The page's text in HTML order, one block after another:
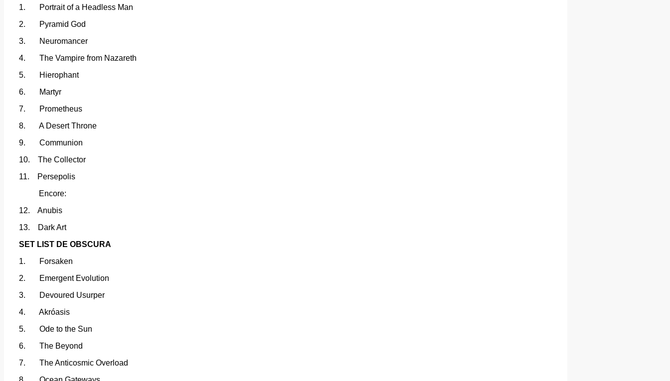
1. Portrait of a Headless Man
2. Pyramid God
3. Neuromancer
4. The Vampire from Nazareth
5. Hierophant
6. Martyr
7. Prometheus
8. A Desert Throne
9. Communion
10. The Collector
11. Persepolis
Encore:
12. Anubis
13. Dark Art
SET LIST DE OBSCURA
1. Forsaken
2. Emergent Evolution
3. Devoured Usurper
4. Akróasis
5. Ode to the Sun
6. The Beyond
7. The Anticosmic Overload